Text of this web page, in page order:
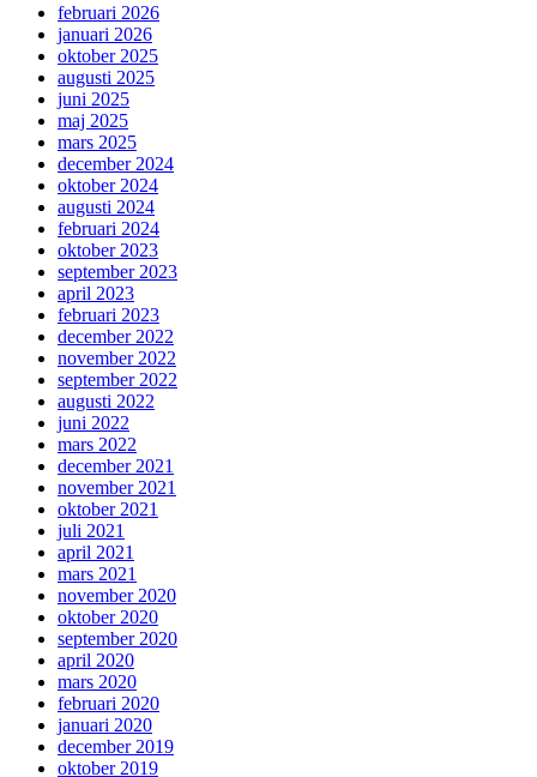
februari 2026
januari 2026
oktober 2025
augusti 2025
juni 2025
maj 2025
mars 2025
december 2024
oktober 2024
augusti 2024
februari 2024
oktober 2023
september 2023
april 2023
februari 2023
december 2022
november 2022
september 2022
augusti 2022
juni 2022
mars 2022
december 2021
november 2021
oktober 2021
juli 2021
april 2021
mars 2021
november 2020
oktober 2020
september 2020
april 2020
mars 2020
februari 2020
januari 2020
december 2019
oktober 2019